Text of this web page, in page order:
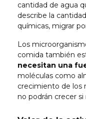
cantidad de agua
describe la
químicas, migrar
Los
comida también
necesitan una
moléculas como
crecimiento de los
no podrán crecer